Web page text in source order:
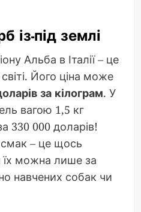
із-під землі
Альба в Італії – це
Його ціна може
за кілограм. У
вагою 1,5 кг
330 000 доларів!
смак – це щось
їх можна лише за
навчених собак чи